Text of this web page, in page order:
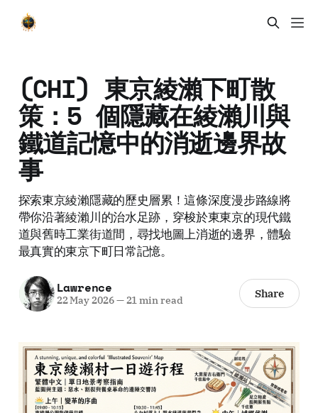
(CHI) 東京綾瀨下町散
策：5 個隱藏在綾瀨川與
鐵道記憶中的消逝邊界故
事
探索東京綾瀨隱藏的歷史層累！這條深度漫步路線將
帶你沿著綾瀨川的治水足跡，穿梭於東東京的現代鐵
道與舊時工業街道間，尋找地圖上消逝的邊界，體驗
最真實的東京下町日常記憶。
Lawrence
22 May 2026—21 min read Share